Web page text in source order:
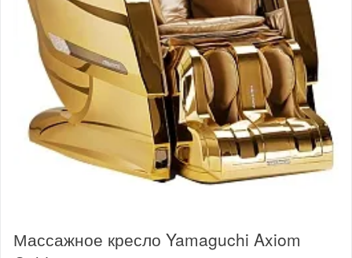
Массажное кресло Yamaguchi Axiom